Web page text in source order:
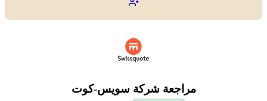
مراجعة شركة سويس-كوت